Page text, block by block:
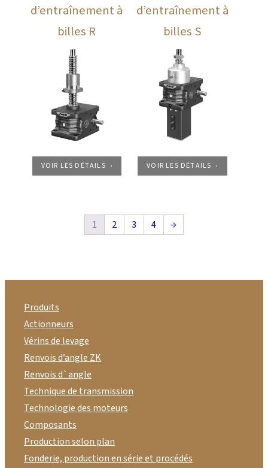
d’entraînement à
billes R
VOIR LES DÉTAILS
d’entraînement à
billes S
VOIR LES DÉTAILS
1 2 3 4 →
Produits
Actionneurs
Vérins de levage
Renvois d’angle ZK
Renvois d`angle
Technique de transmission
Technologie des moteurs
Composants
Production selon plan
Fonderie, production en série et procédés